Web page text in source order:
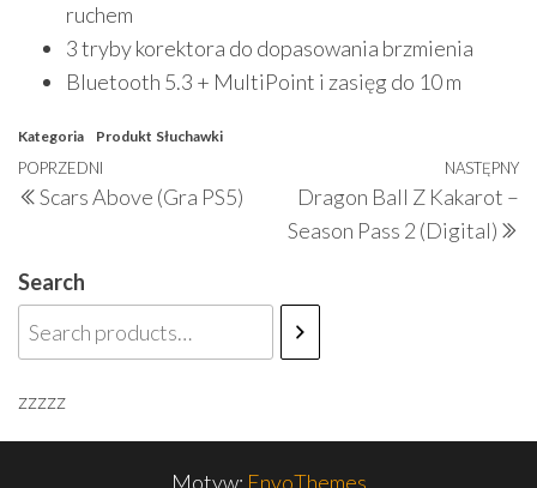
ruchem
3 tryby korektora do dopasowania brzmienia
Bluetooth 5.3 + MultiPoint i zasięg do 10 m
Kategoria Produkt Słuchawki
Nawigacja
wpisu
Poprzedni
wpis
POPRZEDNI
Scars Above (Gra PS5)
NASTĘPNY
Dragon Ball Z Kakarot –
Season Pass 2 (Digital)
Search
zzzzz
Motyw: EnvoThemes